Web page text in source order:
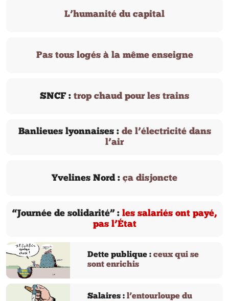
L’humanité du capital
Pas tous logés à la même enseigne
SNCF : trop chaud pour les trains
Banlieues lyonnaises : de l’électricité dans
l’air
Yvelines Nord : ça disjoncte
“Journée de solidarité” : les salariés ont payé,
pas l’État
Dette publique : ceux qui se
sont enrichis
Salaires : l’entourloupe du